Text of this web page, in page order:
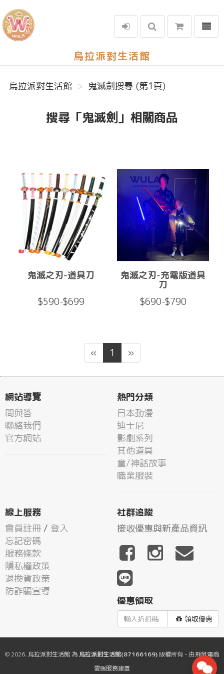
烏拉派對生活館
選單
烏拉派對生活館 鬼滅劍搜尋 (第1頁)
搜尋「鬼滅劍」相關商品
鬼滅之刃-道具刀
$590-$699
鬼滅之刃-充電版道具
刀
$690-$790
« 1 »
網站導覽
問與答
聯絡我們
官方網站
熱門分類
日本動漫
迪士尼
影劇系列
其他道具
童/神話故事
職業服裝
線上服務
會員註冊 / 登入
忘記密碼
服務條款
隱私權政策
退換貨政策
防詐騙宣導
社群追蹤
接收優惠與新產品資訊
優惠領取
領取優惠
© 2026. 烏拉派對生活館 為 烏拉派對生活館(87166169)版權所有 - 由飛鼠電商
雲端服務建置